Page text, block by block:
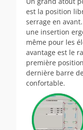
est la position
serrage en
une insertion
même pour les
avantage est le
première
dernière barre
confortable.